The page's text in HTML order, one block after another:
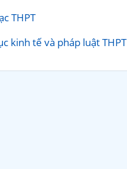
THPT
kinh tế và pháp luật THPT